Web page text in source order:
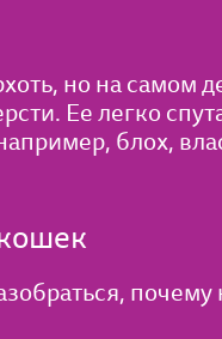
но на самом
Ее легко
блох,